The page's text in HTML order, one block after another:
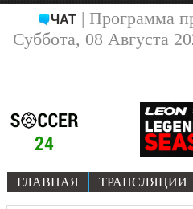
ЧАТ| Программа
Суббота, 08 Августа
ГЛАВНАЯ ТРАНСЛЯЦИИ